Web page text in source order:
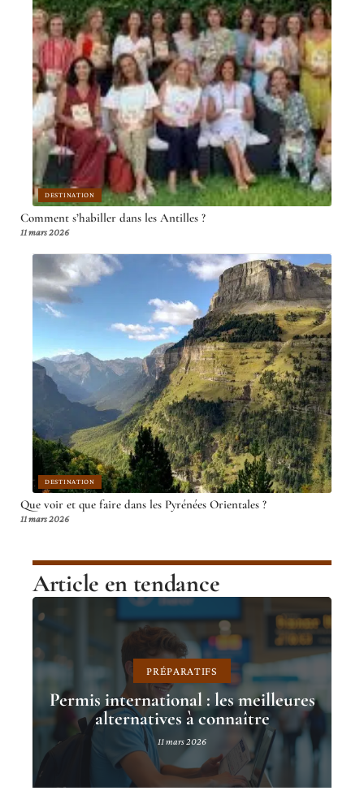
DESTINATION
Comment s’habiller dans les Antilles ?
11 mars 2026
DESTINATION
Que voir et que faire dans les Pyrénées Orientales ?
11 mars 2026
Article en tendance
PRÉPARATIFS
Permis international : les meilleures
alternatives à connaître
11 mars 2026